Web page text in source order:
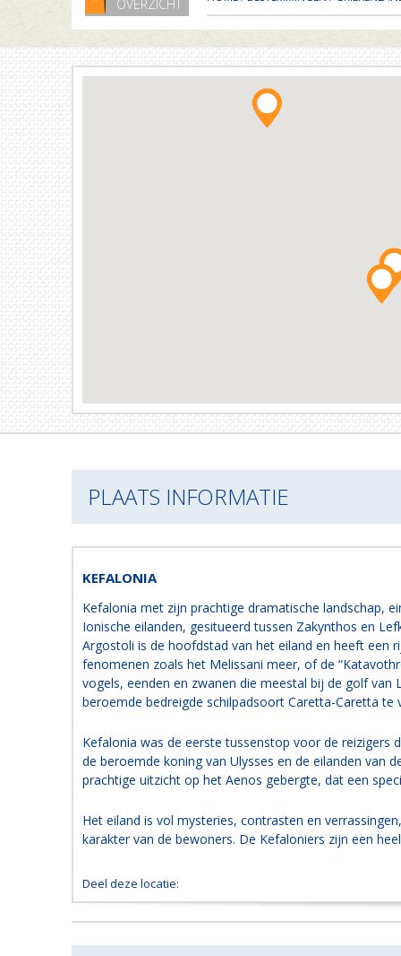
OVERZICHT
PLAATS INFORMATIE
KEFALONIA
Kefalonia met zijn prachtige dramatische landschap,
Ionische eilanden, gesitueerd tussen Zakynthos en
Argostoli is de hoofdstad van het eiland en heeft een
fenomenen zoals het Melissani meer, of de
vogels, eenden en zwanen die meestal bij de golf
beroemde bedreigde schilpadsoort Caretta-Caretta
Kefalonia was de eerste tussenstop voor de reizigers
de beroemde koning van Ulysses en de eilanden van
prachtige uitzicht op het Aenos gebergte, dat een
Het eiland is vol mysteries, contrasten en
karakter van de bewoners. De Kefaloniers zijn een
Deel deze locatie: